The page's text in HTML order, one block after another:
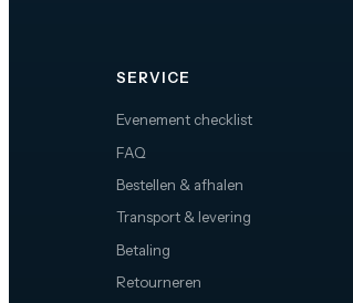
SERVICE
Evenement checklist
FAQ
Bestellen & afhalen
Transport & levering
Betaling
Retourneren